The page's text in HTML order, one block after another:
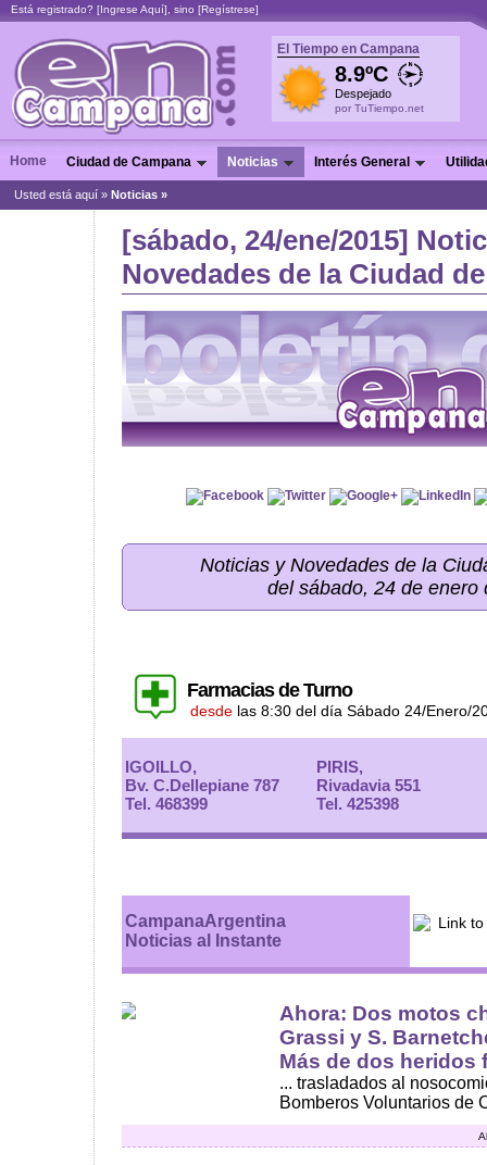
Está registrado? [Ingrese Aquí], sino [Regístrese]
El Tiempo en Campana
8.9ºC
Despejado
por TuTiempo.net
Home Ciudad de Campana Noticias Interés General
Usted está aquí » Noticias »
[sábado, 24/ene/2015]
Novedades de la Ciudad
Noticias y Novedades de la
del sábado, 24 de enero
Farmacias de Turno
desde las 8:30 del día Sábado 24/Enero/
IGOILLO,
Bv. C.Dellepiane 787
Tel. 468399
PIRIS,
Rivadavia 551
Tel. 425398
CampanaArgentina
Noticias al Instante
Ahora: Dos motos
Grassi y S.
Más de dos heridos
... trasladados al
Bomberos Voluntarios de